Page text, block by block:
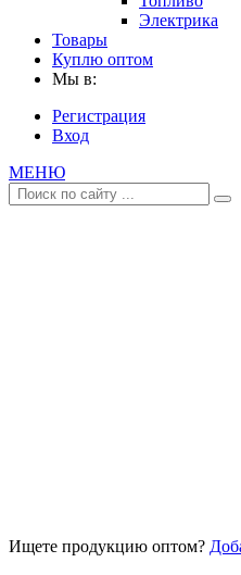
Электрика
Товары
Куплю оптом
Мы в:
Регистрация
Вход
МЕНЮ
Ищете продукцию оптом?